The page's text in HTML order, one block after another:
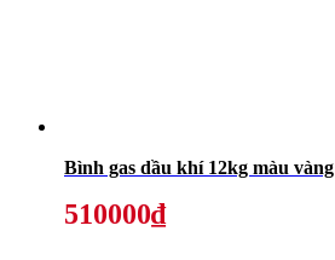
Bình gas dầu khí 12kg màu vàng
510000₫